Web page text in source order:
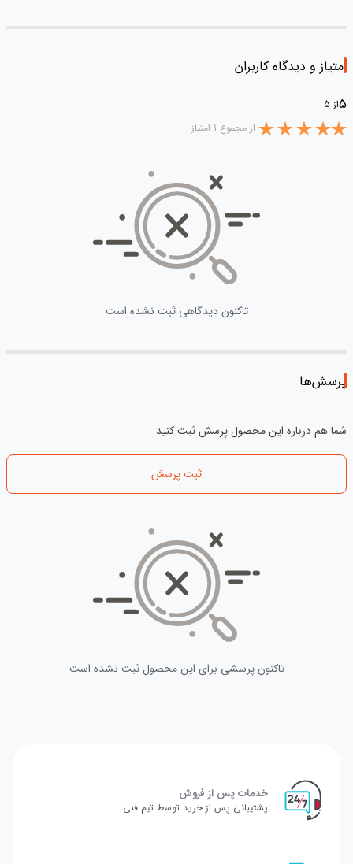
امتیاز و دیدگاه کاربران
5از 5
از مجموع 1 امتیاز
تاکنون دیدگاهی ثبت نشده است
پرسش‌ها
شما هم درباره این محصول پرسش ثبت کنید
ثبت پرسش
تاکنون پرسشی برای این محصول ثبت نشده است
خدمات پس از فروش
پشتیبانی پس از خرید توسط تیم فنی